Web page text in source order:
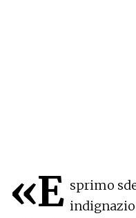
«E sprimo